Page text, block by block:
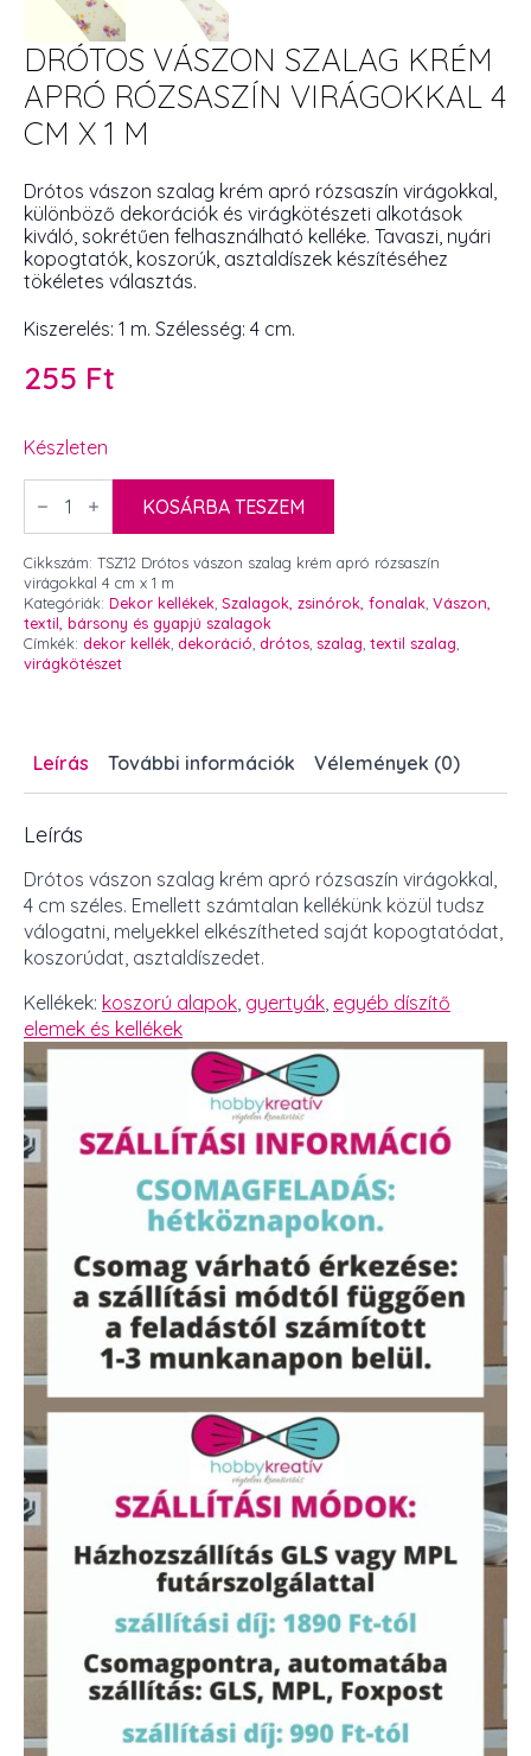
DRÓTOS VÁSZON SZALAG KRÉM
APRÓ RÓZSASZÍN VIRÁGOKKAL 4
CM X 1 M
Drótos vászon szalag krém apró rózsaszín virágokkal,
különböző dekorációk és virágkötészeti alkotások
kiváló, sokrétűen felhasználható kelléke. Tavaszi, nyári
kopogtatók, koszorúk, asztaldíszek készítéséhez
tökéletes választás.
Kiszerelés: 1 m. Szélesség: 4 cm.
255 Ft
Készleten
Drótos
vászon
apró
rózsaszín
virágokkal
4
cm
x
KOSÁRBA TESZEM
Cikkszám: TSZ12 Drótos vászon szalag krém apró rózsaszín
virágokkal 4 cm x 1 m
Kategóriák: Dekor kellékek, Szalagok, zsinórok, fonalak, Vászon,
textil, bársony és gyapjú szalagok
Címkék: dekor kellék, dekoráció, drótos, szalag, textil szalag,
virágkötészet
Leírás További információk Vélemények (0)
Leírás
Drótos vászon szalag krém apró rózsaszín virágokkal,
4 cm széles. Emellett számtalan kellékünk közül tudsz
válogatni, melyekkel elkészítheted saját kopogtatódat,
koszorúdat, asztaldíszedet.
Kellékek: koszorú alapok, gyertyák, egyéb díszítő
elemek és kellékek